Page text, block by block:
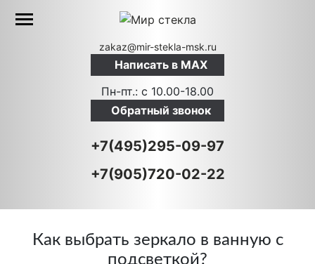
zakaz@mir-stekla-msk.ru
Написать в MAX
Пн-пт.: c 10.00-18.00
Обратный звонок
+7(495)295-09-97
+7(905)720-02-22
Как выбрать зеркало в ванную с
подсветкой?